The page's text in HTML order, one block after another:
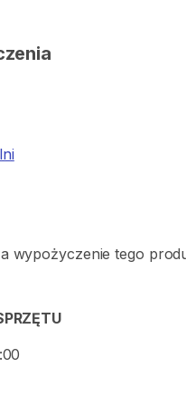
wypożyczenie tego